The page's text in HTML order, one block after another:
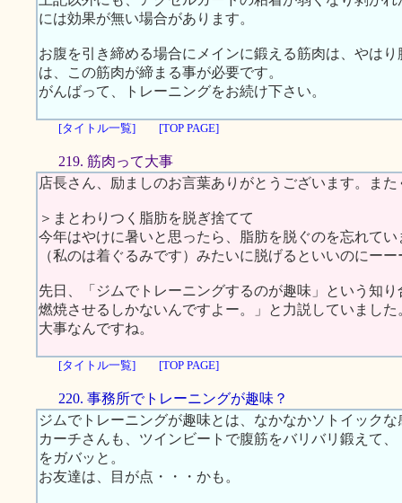
には効果が無い場合があります。
お腹を引き締める場合にメインに鍛える筋肉は、やは
は、この筋肉が締まる事が必要です。
がんばって、トレーニングをお続け下さい。
[タイトル一覧] [TOP PAGE]
219. 筋肉って大事
店長さん、励ましのお言葉ありがとうございます。ま
＞まとわりつく脂肪を脱ぎ捨てて
今年はやけに暑いと思ったら、脂肪を脱ぐのを忘れて
（私のは着ぐるみです）みたいに脱げるといいのにーー
先日、「ジムでトレーニングするのが趣味」という知
燃焼させるしかないんですよー。」と力説していまし
大事なんですね。
[タイトル一覧] [TOP PAGE]
220. 事務所でトレーニングが趣味？
ジムでトレーニングが趣味とは、なかなかソトイック
カーチさんも、ツインビートで腹筋をバリバリ鍛えて
をガバッと。
お友達は、目が点・・・かも。